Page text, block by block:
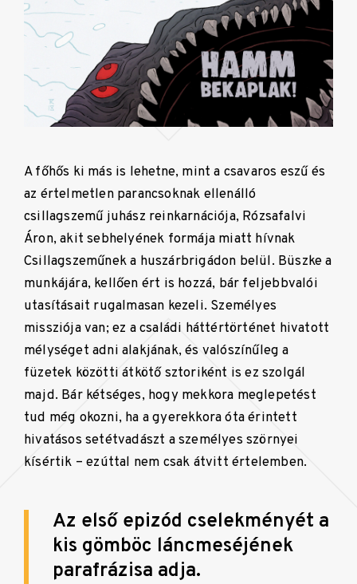
A főhős ki más is lehetne, mint a csavaros eszű és
az értelmetlen parancsoknak ellenálló
csillagszemű juhász reinkarnációja, Rózsafalvi
Áron, akit sebhelyének formája miatt hívnak
Csillagszeműnek a huszárbrigádon belül. Büszke a
munkájára, kellően ért is hozzá, bár feljebbvalói
utasításait rugalmasan kezeli. Személyes
missziója van; ez a családi háttértörténet hivatott
mélységet adni alakjának, és valószínűleg a
füzetek közötti átkötő sztoriként is ez szolgál
majd. Bár kétséges, hogy mekkora meglepetést
tud még okozni, ha a gyerekkora óta érintett
hivatásos setétvadászt a személyes szörnyei
kísértik – ezúttal nem csak átvitt értelemben.
Az első epizód cselekményét a
kis gömböc láncmeséjének
parafrázisa adja.